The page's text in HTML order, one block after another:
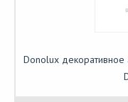
Donolux декоративное